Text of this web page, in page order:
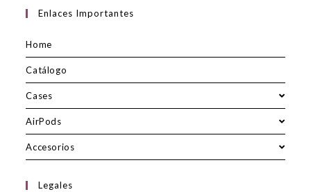
Enlaces Importantes
Home
Catálogo
Cases
AirPods
Accesorios
Legales